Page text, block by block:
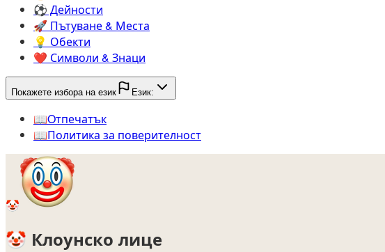
⚽️ Дейности
🚀️ Пътуване & Места
💡️ Обекти
❤️ Символи & Знаци
Покажете избора на език Език:
📖️Oтпечатък
📖️Политика за поверителност
🤡
🤡 Клоунско лице